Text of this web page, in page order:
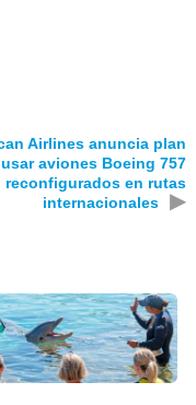
Airlines anuncia plan
aviones Boeing 757
reconfigurados en rutas
internacionales
▶